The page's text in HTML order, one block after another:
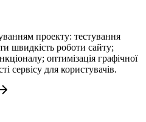
проекту: тестування
швидкість роботи сайту;
оптимізація графічної
сервісу для користувачів.